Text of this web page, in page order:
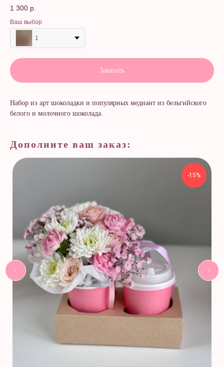
1 300 р.
Ваш выбор
1
Заказать
Набор из арт шоколадки и популярных медиант из бельгийского
белого и молочного шоколада.
Дополните ваш заказ:
-15%